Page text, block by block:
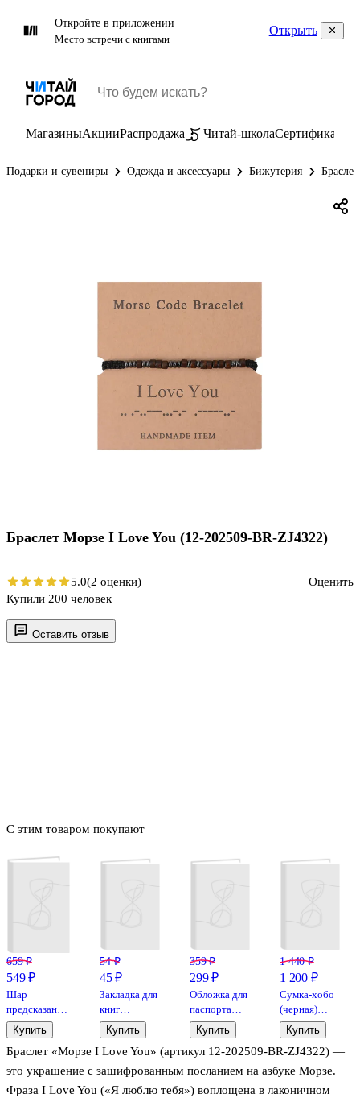
Откройте в приложении
Место встречи с книгами
Открыть
МагазиныАкцииРаспродажа Читай-школаСертификаты
Подарки и сувениры Одежда и аксессуары Бижутерия
Оставить отзыв
Браслет «Морзе I Love You» (артикул 12-202509-BR-ZJ4322) —
это украшение с зашифрованным посланием на азбуке Морзе.
Фраза I Love You («Я люблю тебя») воплощена в лаконичном
С этим товаром покупают
659 ₽
549 ₽
Шар
предсказаний
Таро (7х7)
Купить
54 ₽
45 ₽
Закладка для
книг
«Rainbow»,
пластик, Yoi
в
ассортименте
Купить
359 ₽
299 ₽
Обложка для
паспорта
bookvalno,
цвет
салатовый
(экокожа)
Купить
1 440 ₽
1 200 ₽
Сумка-хобо
(черная)
(текстиль)
(22х36) (12-
12721-
202509-NI-
Купить
Браслет Морзе I Love You (12-202509-BR-ZJ4322)
5.0(2 оценки)
Оценить
Купили 200 человек